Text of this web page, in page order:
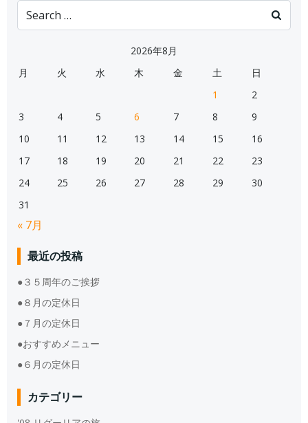
Search
for:
2026年8月
月
火 水 木 金 土
日
1
2
3
4 5 6 7 8
9
10
11 12 13 14 15
16
17
18 19 20 21 22
23
24
25 26 27 28 29
30
31
« 7月
最近の投稿
●３５周年のご挨拶
●８月の定休日
●７月の定休日
●おすすめメニュー
●６月の定休日
カテゴリー